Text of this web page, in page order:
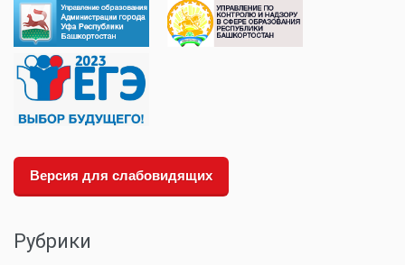
Версия для слабовидящих
Рубрики